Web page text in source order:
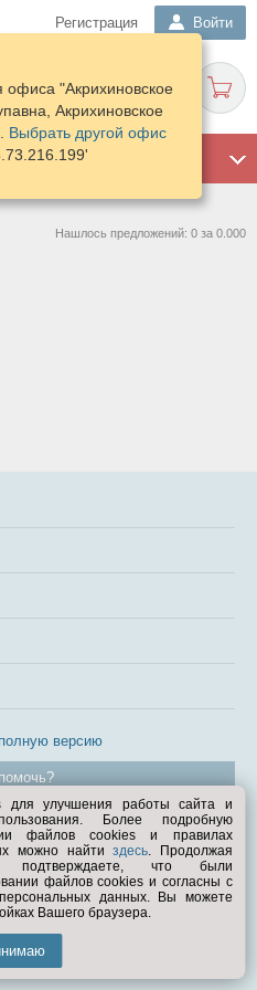
Регистрация Войти
офиса "Акрихиновское
Акрихиновское
Выбрать другой офис
Нашлось предложений: 0 за 0.000
версию
1998—2026
улучшения работы сайта и
Более подробную
файлов cookies и правилах
можно найтиздесь. Продолжая
подтверждаете, что были
файлов cookies и согласны с
данных. Вы можете
Вашего браузера.